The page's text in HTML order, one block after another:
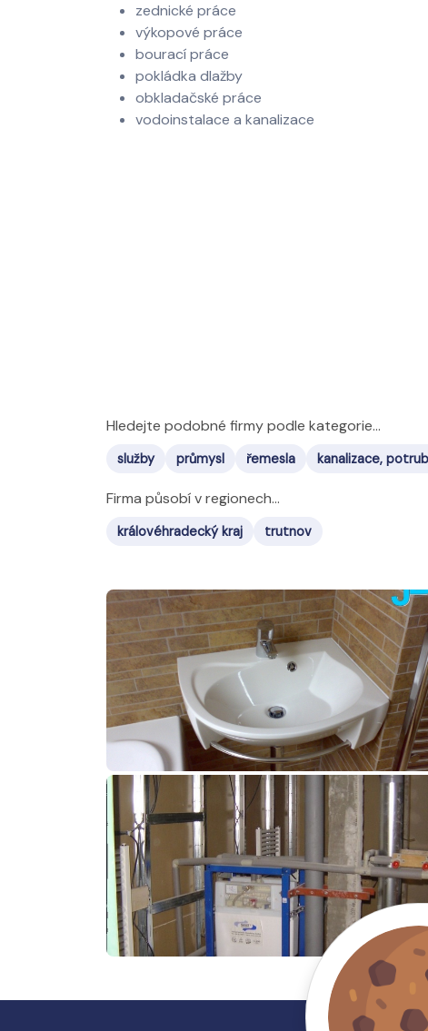
zednické práce
výkopové práce
bourací práce
pokládka dlažby
obkladačské práce
vodoinstalace a kanalizace
Hledejte podobné firmy podle kategorie...
služby průmysl řemesla kanalizace,
Firma působí v regionech...
královéhradecký kraj trutnov